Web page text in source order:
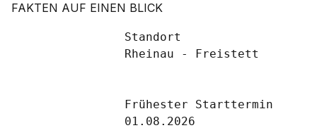
FAKTEN AUF EINEN BLICK